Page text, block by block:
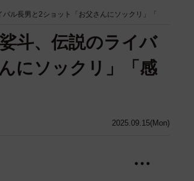
ル長男と2ショット「お父さんにソックリ」「
2025.09.15(Mon)
斗、伝説のライバ
にソックリ」「感